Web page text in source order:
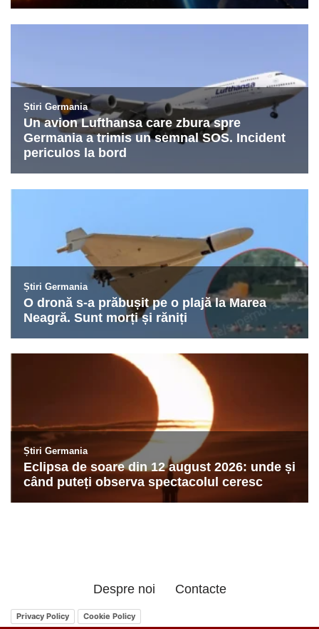
Despre noi Contacte
Privacy Policy Cookie Policy